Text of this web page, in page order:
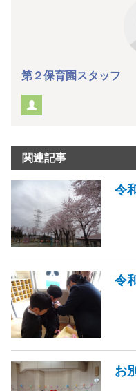
第２保育園スタッフ
関連記事
令
令
お